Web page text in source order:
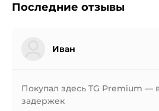
Последние отзывы
Иван
Покупал здесь TG Premium —
задержек